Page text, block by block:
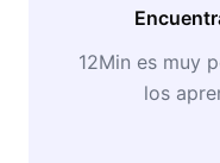
12Min es muy
los